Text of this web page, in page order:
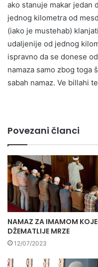
ako stanuje makar jedan
jednog kilometra od
(iako je mustehab)
udaljenije od jednog
ispravno da se donese
namaza samo zbog toga
sabah namaz. Ve billahi
Povezani članci
NAMAZ ZA IMAMOM
DŽEMATLIJE MRZE
12/07/2023